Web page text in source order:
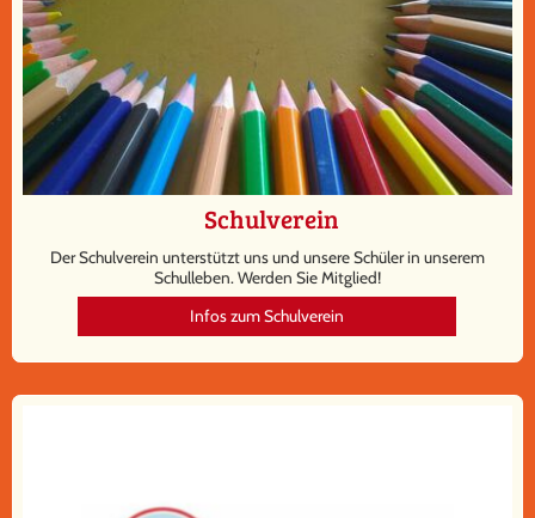
Schulverein
Der Schulverein unterstützt uns und unsere Schüler in unserem
Schulleben. Werden Sie Mitglied!
Infos zum Schulverein